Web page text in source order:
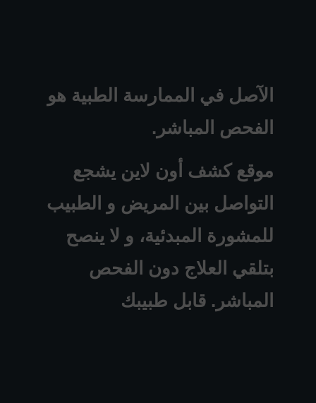
الآصل في الممارسة الطبية هو
الفحص المباشر.
موقع كشف أون لاين يشجع
التواصل بين المريض و الطبيب
للمشورة المبدئية، و لا ينصح
بتلقي العلاج دون الفحص
المباشر. قابل طبيبك